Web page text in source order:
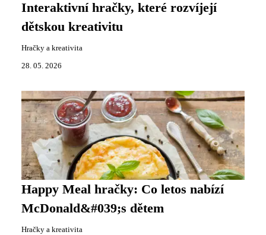
Interaktivní hračky, které rozvíjejí
dětskou kreativitu
Hračky a kreativita
28. 05. 2026
Happy Meal hračky: Co letos nabízí
McDonald&#039;s dětem
Hračky a kreativita